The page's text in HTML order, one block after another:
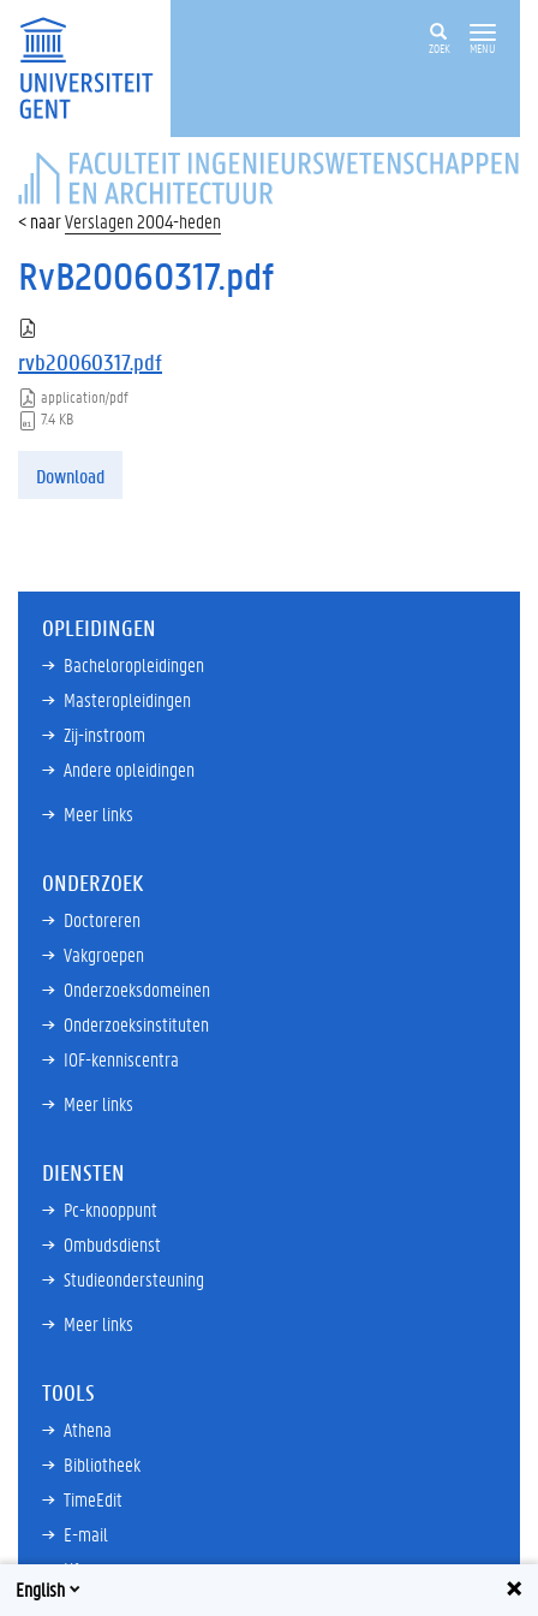
ZOEK MENU
FACULTEIT
INGENIEURSWETENSCHAPPEN
EN
ARCHITECTUUR
Verslagen 2004-heden
RvB20060317.pdf
rvb20060317.pdf
application/pdf
7.4 KB
Download
OPLEIDINGEN
Bacheloropleidingen
Masteropleidingen
Zij-instroom
Andere opleidingen
Meer links
ONDERZOEK
Doctoreren
Vakgroepen
Onderzoeksdomeinen
Onderzoeksinstituten
IOF-kenniscentra
Meer links
DIENSTEN
Pc-knooppunt
Ombudsdienst
Studieondersteuning
Meer links
TOOLS
Athena
Bibliotheek
TimeEdit
E-mail
Ufora
Oasis
English